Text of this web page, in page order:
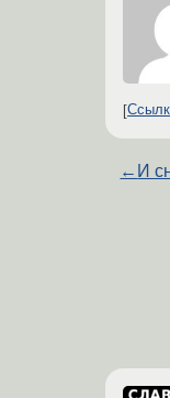
← И